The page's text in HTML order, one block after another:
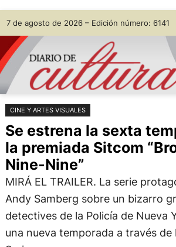
Saltar
al
contenido
Skip
to
content
7 de agosto de 2026 – Edición número: 6141
CINE Y ARTES VISUALES
Se estrena la sexta
la premiada Sitcom
Nine-Nine”
MIRÁ EL TRAILER. La serie
Andy Samberg sobre un bizarro
detectives de la Policía de Nueva
una nueva temporada a través de